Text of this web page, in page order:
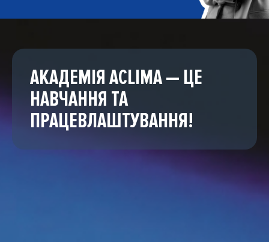
АКАДЕМІЯ ACLIMA — ЦЕ
НАВЧАННЯ ТА
ПРАЦЕВЛАШТУВАННЯ!